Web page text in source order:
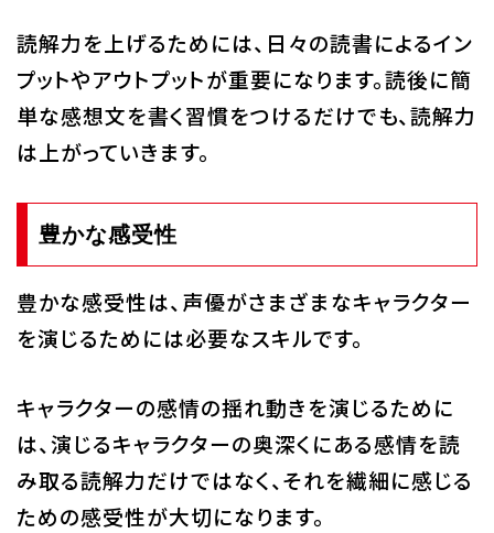
読解力を上げるためには、日々の読書によるイン
プットやアウトプットが重要になります。読後に簡
単な感想文を書く習慣をつけるだけでも、読解力
は上がっていきます。
豊かな感受性
豊かな感受性は、声優がさまざまなキャラクター
を演じるためには必要なスキルです。
キャラクターの感情の揺れ動きを演じるために
は、演じるキャラクターの奥深くにある感情を読
み取る読解力だけではなく、それを繊細に感じる
ための感受性が大切になります。